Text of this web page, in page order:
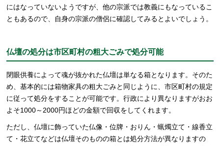
にはなっていないようですが、他の宗派では教義にもなっているこ
ともあるので、自身の宗派の僧侶に確認してみるとよいでしょう。
仏壇の処分は市区町村の粗大ごみで処分可能
閉眼供養によって魂が抜かれた仏壇は単なる箱となります。そのた
め、基本的には箱物家具の粗大ごみと同じように、市区町村の規定
に従って処分をすることが可能です。行政により異なりますがおお
よそ1000～2000円ほどの金額で回収をしてくれます。
ただし、仏壇に飾っていた仏像・位牌・おりん・蝋燭立て・線香立
て・花立てなどは仏壇そのものの箱とは処分方法が異なりますの